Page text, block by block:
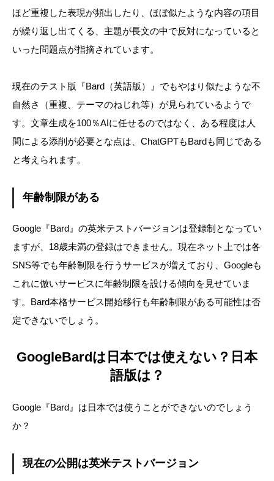
ほど重複した表現が頻出したり、ほぼ似たような内容の項目
が繰り返し出てくる、主題が長文の中で反対になっていると
いった問題点が指摘されています。
現在のテスト版『Bard（英語版）』でもやはり似たような不
自然さ（重複、テーマのねじれ等）が見られているようで
す。文章生成を100％AIに任せるのではなく、ある程度は人
間による添削が必要とな点は、ChatGPTもBardも同じである
と考えられます。
年齢制限がある
Google『Bard』の英米テストバージョンは登録制となってい
ますが、18歳未満の登録はできません。現在ネット上では各
SNS等でも年齢制限を行うサービスが増えており、Googleも
これに倣いサービスに年齢制限を設ける傾向を見せていま
す。Bard本格サービス開始移行も年齢制限がある可能性は否
定できないでしょう。
GoogleBardは日本では使えない？日本
語版は？
Google『Bard』は日本では使うことができないのでしょう
か？
現在の公開は英米テストバージョン